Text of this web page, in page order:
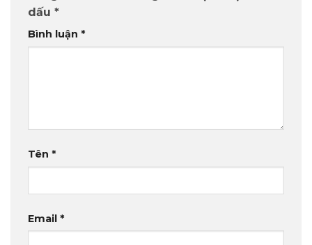
dấu *
Bình luận *
Tên *
Email *